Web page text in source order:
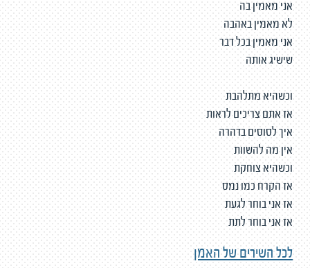
אני מאמין בה
לא מאמין באהבה
אני מאמין בכל דבר
שישיג אותה
וכשהיא מתלהבת
אז אתם צריכים לראות
איך לסוסים בדהרה
אין מה להשוות
וכשהיא צוחקת
אז הקרח כמו נמס
אז אני בוחר לגעת
אז אני בוחר לתת
לכל השירים של האמן